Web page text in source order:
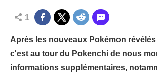
1
Après les nouveaux Pokémon
c'est au tour du Pokenchi de nous
informations supplémentaires,